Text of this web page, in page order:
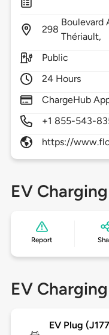
298
Boulevard
Thériault,
Public
24 Hours
ChargeHub
+1 855-543-
https://
EV
Report
EV
EV Plug